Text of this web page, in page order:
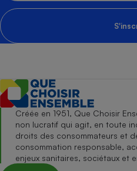
Créée en 1951, Que Choisir
non lucratif qui agit, en toute
droits des consommateurs et
consommation responsable,
enjeux sanitaires, sociétaux et